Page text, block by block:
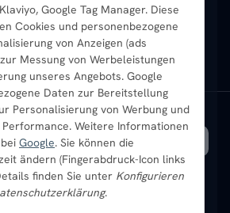
Google Tag Manager. Diese
Cookies und personenbezogene
von Anzeigen (ads
Messung von Werbeleistungen
unseres Angebots. Google
Daten zur Bereitstellung
Personalisierung von Werbung und
Weitere Informationen
Google. Sie können die
ändern (Fingerabdruck-Icon links
finden Sie unter Konfigurieren
.
Vertikal-Heizkörper
Heizkörper Badheizkörper Schwarz
Heizkörper-ZubehörAktuelle Angebote
VERSAND MIT